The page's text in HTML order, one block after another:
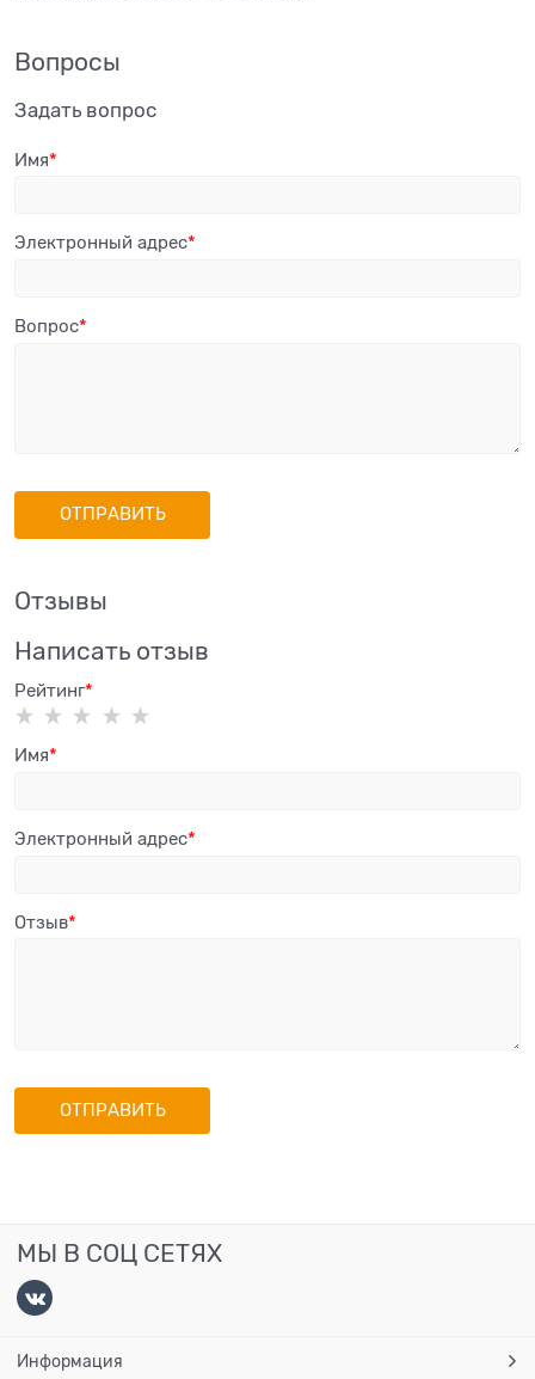
Вопросы
Задать вопрос
Имя
Электронный адрес
Вопрос
Отзывы
Написать отзыв
Рейтинг
Имя
Электронный адрес
Отзыв
МЫ В СОЦ СЕТЯХ
Информация